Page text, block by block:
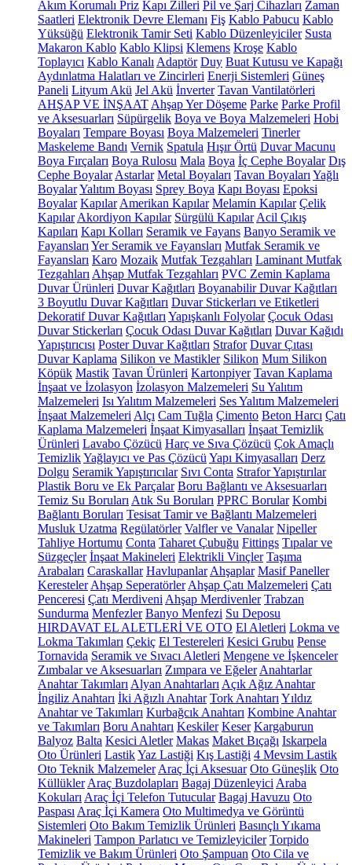
Akım Korumalı Priz Kapı Zilleri Pil ve Şarj Cihazları Zaman
Saatleri Elektronik Devre Elemanı Fiş Kablo Pabucu Kablo
Yüksüğü Elektronik Tamir Seti Kablo Düzenleyiciler Susta
Makaron Kablo Kablo Klipsi Klemens Kroşe Kablo
Toplayıcı Kablo Kanalı Adaptör Duy Buat Kutusu ve Kapağı
Aydınlatma Halatları ve Zincirleri Enerji Sistemleri Güneş
Paneli Lityum Akü Jel Akü İnverter Tavan Vantilatörleri
AHŞAP VE İNŞAAT Ahşap Yer Döşeme Parke Parke Profil
ve Aksesuarları Süpürgelik Boya ve Boya Malzemeleri Hobi
Boyaları Tempare Boyası Boya Malzemeleri Tinerler
Maskeleme Bandı Vernik Spatula Hışır Örtü Duvar Macunu
Boya Fırçaları Boya Rulosu Mala Boya İç Cephe Boyalar Dış
Cephe Boyalar Astarlar Metal Boyaları Tavan Boyaları Yağlı
BoyalarYalıtım Boyası Sprey Boya Kapı Boyası Epoksi
Boyalar Kapılar Amerikan Kapılar Melamin Kapılar Çelik
Kapılar Akordiyon Kapılar Sürgülü Kapılar Acil Çıkış
Kapıları Kapı Kolları Seramik ve Fayans Banyo Seramik ve
Fayansları Yer Seramik ve Fayansları Mutfak Seramik ve
Fayansları Karo Mozaik Mutfak Tezgahları Laminant Mutfak
Tezgahları Ahşap Mutfak Tezgahları PVC Zemin Kaplama
Duvar Ürünleri Duvar Kağıtları Boyanabilir Duvar Kağıtları
3 Boyutlu Duvar Kağıtları Duvar Stickerları ve Etiketleri
Dekoratif Duvar Kağıtları Yapışkanlı Folyolar Çocuk Odası
Duvar Stickerları Çocuk Odası Duvar Kağıtları Duvar Kağıdı
Yapıştırıcısı Poster Duvar Kağıtları Strafor Duvar Çıtası
Duvar Kaplama Silikon ve Mastikler Silikon Mum Silikon
Köpük Mastik Tavan Ürünleri Kartonpiyer Tavan Kaplama
İnşaat ve İzolasyon İzolasyon Malzemeleri Su Yalıtım
Malzemeleri Isı Yalıtım Malzemeleri Ses Yalıtım Malzemeleri
İnşaat Malzemeleri Alçı Cam Tuğla Çimento Beton Harcı Çatı
Kaplama Malzemeleri İnşaat Kimyasalları İnşaat Temizlik
Ürünleri Lavabo Çözücü Harç ve Sıva Çözücü Çok Amaçlı
TemizlikYağlayıcı ve Pas Çözücü Yapı Kimyasalları Derz
Dolgu Seramik Yapıştırıcılar Sıvı Conta Strafor Yapıştırılar
Plastik Boru ve Ek Parçalar Boru Bağlantı ve Aksesuarları
Temiz Su Boruları Atık Su Boruları PPRC Borular Kombi
Bağlantı Boruları Tesisat Tamir ve Bağlantı Malzemeleri
Musluk Uzatma Regülatörler Valfler ve Vanalar Nipeller
Tahliye Hortumu Conta Taharet Çubuğu Fittings Tıpalar ve
Süzgeçler İnşaat Makineleri Elektrikli Vinçler Taşıma
Arabaları Caraskallar Havlupanlar Ahşaplar Masif Paneller
Keresteler Ahşap Seperatörler Ahşap Çatı Malzemeleri Çatı
Penceresi Çatı Merdiveni Ahşap Merdivenler Trabzan
Sundurma Menfezler Banyo Menfezi Su Deposu
HIRDAVAT EL ALETLERİ VE OTO El Aletleri Lokma ve
Lokma Takımları Çekiç El Testereleri Kesici Grubu Pense
Tornavida Seramik ve Sıvacı Aletleri Mengene ve İşkenceler
Zımbalar ve Aksesuarları Zımpara ve Eğeler Anahtarlar
Anahtar Takımları Alyan Anahtarları Açık Ağız Anahtar
İngiliz Anahtarı İki Ağızlı Anahtar Tork Anahtarı Yıldız
Anahtar ve Takımları Kurbağcık Anahtarı Kombine Anahtar
ve Takımları Boru Anahtarı Keskiler Keser Kargaburun
Balyoz Balta Kesici Aletler Makas Maket Bıçağı Iskarpela
Oto Ürünleri LastikYaz Lastiği Kış Lastiği 4 Mevsim Lastik
Oto Teknik Malzemeler Araç İçi Aksesuar Oto Güneşlik Oto
Küllükler Araç Buzdolapları Bagaj Düzenleyici Araba
Kokuları Araç İçi Telefon Tutucular Bagaj Havuzu Oto
Paspası Araç İçi Kamera Oto Multimedya ve Görüntü
Sistemleri Oto Bakım Temizlik Ürünleri Basınçlı Yıkama
Makineleri Tampon Parlatıcı ve Temizleyiciler Torpido
Temizlik ve Bakım Ürünleri Oto Şampuan Oto Cila ve